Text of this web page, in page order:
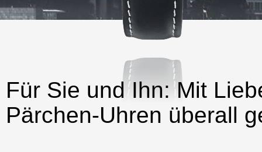
Für Sie und Ihn: Mit
Pärchen-Uhren überall